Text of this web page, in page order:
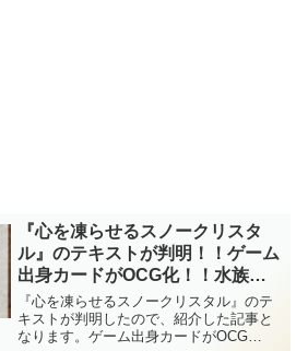
『心を凍らせるスノークリスタ
ル』のテキストが判明！！ゲーム
出身カードがOCG化！！水族で
すし、『カオティック・エレメン
ツ』に対応する捲り札として活躍
しそうですね～。「Ｖジャンプ
『心を凍らせるスノークリスタル』のテ
キストが判明したので、紹介した記事と
なります。ゲーム出身カードがOCG